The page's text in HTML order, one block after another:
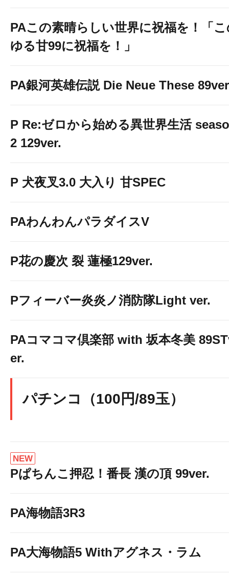
PAこの素晴らしい世界に祝福を！「
ゆる甘99に祝福を！」
PA銀河英雄伝説 Die Neue These
P Re:ゼロから始める異世界生活
2 129ver.
P 犬夜叉3.0 大入り 甘SPEC
PAわんわんパラダイスV
P花の慶次 裂 蓮極129ver.
Pフィーバー炎炎ノ消防隊Light ver.
PAコマコマ倶楽部 with 坂本冬美
er.
パチンコ（100円/89玉）
NEW
Pぱちんこ押忍！番長 漢の頂 99ver.
PA海物語3R3
PA大海物語5 Withアグネス・ラム